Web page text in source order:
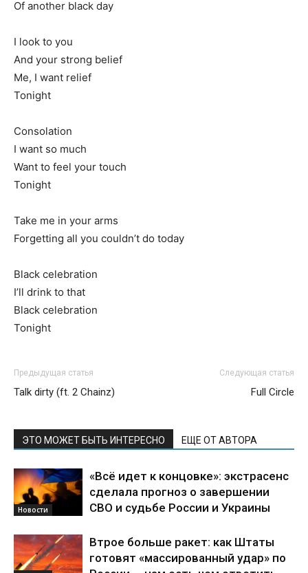
Of another black day
I look to you
And your strong belief
Me, I want relief
Tonight
Consolation
I want so much
Want to feel your touch
Tonight
Take me in your arms
Forgetting all you couldn’t do today
Black celebration
I’ll drink to that
Black celebration
Tonight
Предыдущая статья
Talk dirty (ft. 2 Chainz)
Следующая статья
Full Circle
ЭТО МОЖЕТ БЫТЬ ИНТЕРЕСНО ЕЩЕ ОТ АВТОРА
Новости
«Всё идет к концовке»: экстрасенс
сделала прогноз о завершении
СВО и судьбе России и Украины
Втрое больше ракет: как Штаты
готовят «массированный удар» по